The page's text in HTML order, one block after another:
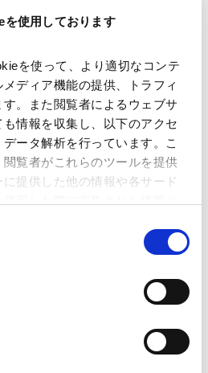
使用しております
を使って、より適切なコンテ
ディア機能の提供、トラフィ
。また閲覧者によるウェブサ
情報を収集し、以下のアクセ
ータ解析を行っています。こ
覧者がこれらのツールを提供
提供した他の情報や各サード
（
外部サイト）
表
置付け
する場合
者が酷似画像を気付かず利用